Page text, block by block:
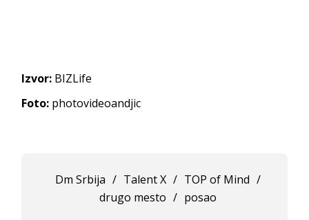
Izvor: BIZLife
Foto: photovideoandjic
Dm Srbija / Talent X / TOP of Mind /
drugo mesto / posao